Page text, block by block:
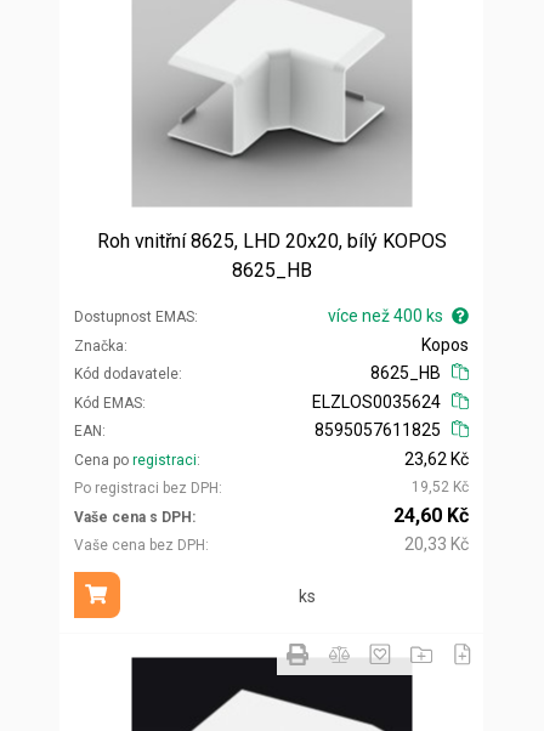
Roh vnitřní 8625, LHD 20x20, bílý KOPOS
8625_HB
Dostupnost EMAS více než 400 ks
Značka
Kód dodavatele
Kopos
8625_HB
Kód EMAS
EAN
ELZLOS0035624
8595057611825
Cena po registraci
Po registraci bez DPH
23,62 Kč
19,52 Kč
Vaše cena s DPH
Vaše cena bez DPH
24,60 Kč
20,33 Kč
ks
Přidat do košíku